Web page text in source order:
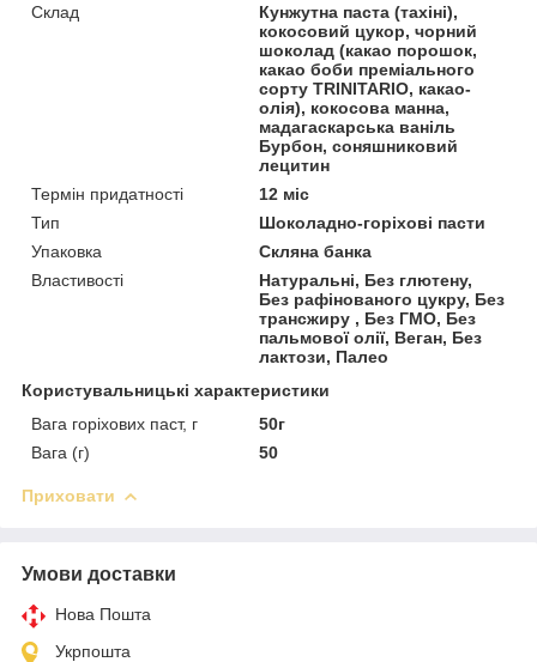
Склад
Кунжутна паста (тахіні),
кокосовий цукор, чорний
шоколад (какао порошок,
какао боби преміального
сорту TRINITARIO, какао-
олія), кокосова манна,
мадагаскарська ваніль
Бурбон, соняшниковий
лецитин
Термін придатності
12 міс
Тип
Шоколадно-горіхові пасти
Упаковка
Скляна банка
Властивості
Натуральні, Без глютену,
Без рафінованого цукру, Без
трансжиру , Без ГМО, Без
пальмової олії, Веган, Без
лактози, Палео
Користувальницькі характеристики
Вага горіхових паст, г
50г
Вага (г)
50
Приховати
Умови доставки
Нова Пошта
Укрпошта